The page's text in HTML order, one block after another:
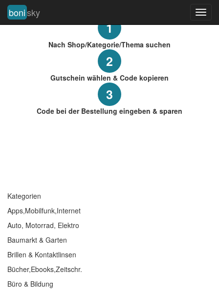
bonisky
1
Nach Shop/Kategorie/Thema suchen
2
Gutschein wählen & Code kopieren
3
Code bei der Bestellung eingeben & sparen
Kategorien
Apps,Mobilfunk,Internet
Auto, Motorrad, Elektro
Baumarkt & Garten
Brillen & Kontaktlinsen
Bücher,Ebooks,Zeitschr.
Büro & Bildung